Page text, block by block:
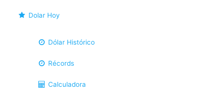
Dolar Hoy
Dólar Histórico
Récords
Calculadora